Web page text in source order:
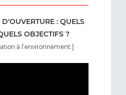
D'OUVERTURE : QUELS
OBJECTIFS ?
à l’environnement ]